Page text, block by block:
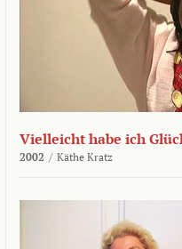
Vielleicht habe ich
2002 / Käthe Kratz